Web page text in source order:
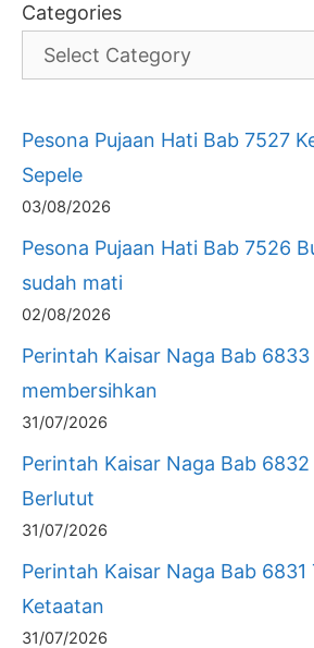
Categories
Pesona Pujaan Hati Bab 7527
Sepele
03/08/2026
Pesona Pujaan Hati Bab 7526
sudah mati
02/08/2026
Perintah Kaisar Naga Bab
membersihkan
31/07/2026
Perintah Kaisar Naga Bab
Berlutut
31/07/2026
Perintah Kaisar Naga Bab 6831
Ketaatan
31/07/2026